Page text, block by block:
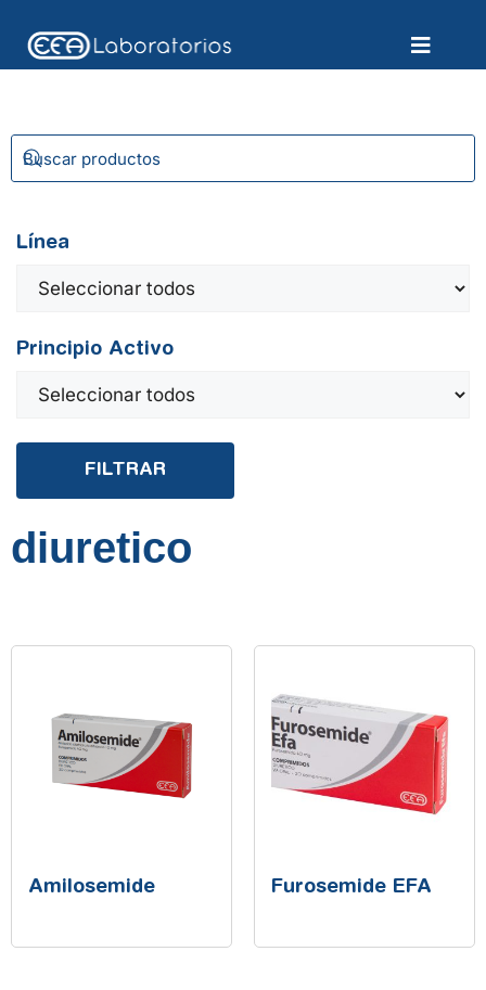
Línea
Principio Activo
FILTRAR
diuretico
Amilosemide Furosemide EFA